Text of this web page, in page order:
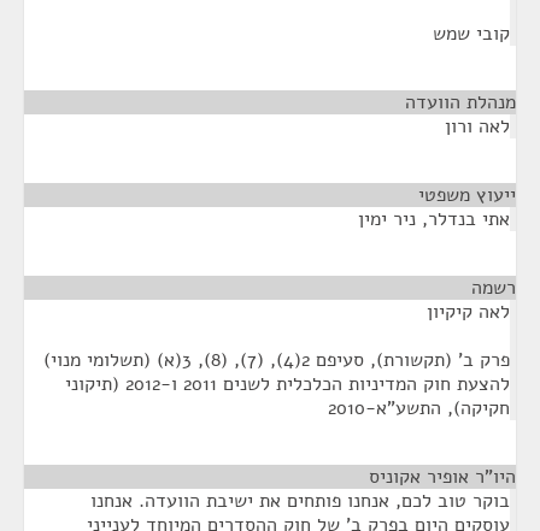
קובי שמש
מנהלת הוועדה
לאה ורון
ייעוץ משפטי
אתי בנדלר, ניר ימין
רשמה
לאה קיקיון
פרק ב' (תקשורת), סעיפם 2(4), (7), (8), 3(א) (תשלומי מנוי)
להצעת חוק המדיניות הכלכלית לשנים 2011 ו-2012 (תיקוני
חקיקה), התשע"א-2010
היו"ר אופיר אקוניס
בוקר טוב לכם, אנחנו פותחים את ישיבת הוועדה. אנחנו
עוסקים היום בפרק ב' של חוק ההסדרים המיוחד לענייני